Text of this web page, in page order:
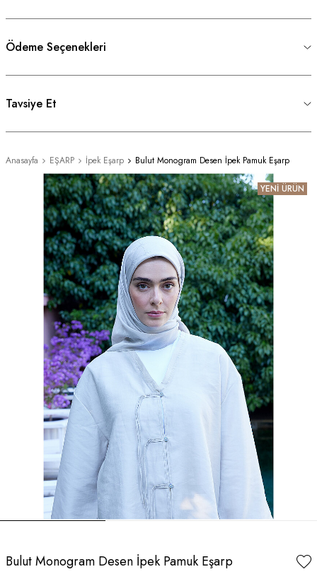
Ödeme Seçenekleri
Tavsiye Et
Anasayfa EŞARP İpek Eşarp Bulut Monogram Desen İpek Pamuk Eşarp
YENİ ÜRÜN
Bulut Monogram Desen İpek Pamuk Eşarp